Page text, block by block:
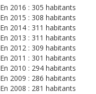
En 2016 : 305 habitants
En 2015 : 308 habitants
En 2014 : 311 habitants
En 2013 : 311 habitants
En 2012 : 309 habitants
En 2011 : 301 habitants
En 2010 : 294 habitants
En 2009 : 286 habitants
En 2008 : 281 habitants